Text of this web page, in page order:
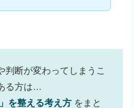
判断が変わってしまうこ
る方は…
を整える考え方 をまと